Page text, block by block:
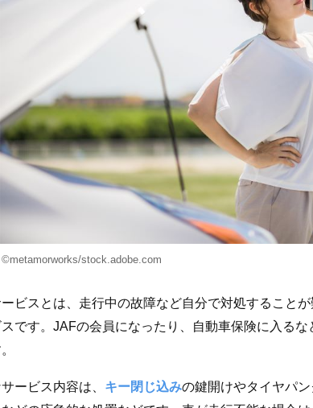
©metamorworks/stock.adobe.com
ービスとは、走行中の故障など自分で対処すること
です。JAFの会員になったり、自動車保険に入る
ービス内容は、 キー閉じ込みの鍵開けやタイヤパン